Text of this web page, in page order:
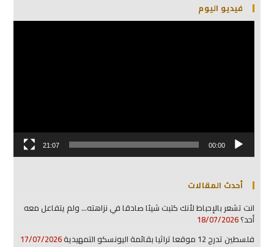
فيديو اليوم
مشغل
00:00
21:07
أحدث المقالات
انت تشعر بالإحباط لأنك كتبت شيئا صادقا في نزاهته… ولم يتفاعل معه
أحد؟18/07/2026
فلسطين تدرج 12 موقعا تراثيا بقائمة اليونسكو التمهيدية
17/07/2026